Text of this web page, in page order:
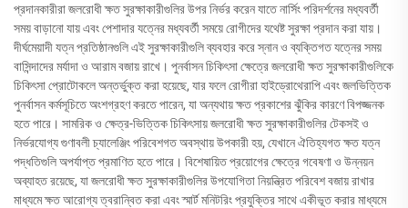
প্রদানকারীরা জলরোধী ক্ষত সুরক্ষাকারীগুলির উপর নির্ভর করেন যাতে নার্সিং পরিদর্শনের মধ্যবর্তী
সময় বাড়ানো যায় এবং পেশাদার যত্নের মধ্যবর্তী সময়ে রোগীদের যথেষ্ট সুরক্ষা প্রদান করা যায়।
দীর্ঘমেয়াদী যত্ন প্রতিষ্ঠানগুলি এই সুরক্ষাকারীগুলি ব্যবহার করে স্নান ও ব্যক্তিগত যত্নের সময়
বাসিন্দাদের মর্যাদা ও আরাম বজায় রাখে। পুনর্বাসন চিকিৎসা ক্ষেত্রে জলরোধী ক্ষত সুরক্ষাকারীগুলিকে
চিকিৎসা প্রোটোকলে অন্তর্ভুক্ত করা হয়েছে, যার ফলে রোগীরা হাইড্রোথেরাপি এবং জলভিত্তিক
পুনর্বাসন কর্মসূচিতে অংশগ্রহণ করতে পারেন, যা অন্যথায় ক্ষত প্রকাশের ঝুঁকির কারণে বিপজ্জনক
হতে পারে। সামরিক ও ক্ষেত্র-ভিত্তিক চিকিৎসায় জলরোধী ক্ষত সুরক্ষাকারীগুলির টেকসই ও
নির্ভরযোগ্য গুণাবলী চ্যালেঞ্জিং পরিবেশগত অবস্থায় উপকারী হয়, যেখানে ঐতিহ্যগত ক্ষত যত্ন
পদ্ধতিগুলি অপর্যাপ্ত প্রমাণিত হতে পারে। বিশেষায়িত প্রয়োগের ক্ষেত্রে গবেষণা ও উন্নয়ন
অব্যাহত রয়েছে, যা জলরোধী ক্ষত সুরক্ষাকারীগুলির উপযোগিতা নিয়ন্ত্রিত পরিবেশ বজায় রাখার
মাধ্যমে ক্ষত আরোগ্য ত্বরান্বিত করা এবং স্মার্ট মনিটরিং প্রযুক্তির সাথে একীভূত করার মাধ্যমে